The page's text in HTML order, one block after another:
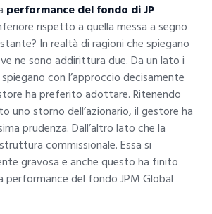
performance del fondo di JP
rispetto a quella messa a segno
In realtà di ragioni che spiegano
ne sono addirittura due. Da un lato i
con l’approccio decisamente
ha preferito adottare. Ritenendo
uno storno dell’azionario, il gestore ha
prudenza. Dall’altro lato che la
commissionale. Essa si
gravosa e anche questo ha finito
performance del fondo JPM Global